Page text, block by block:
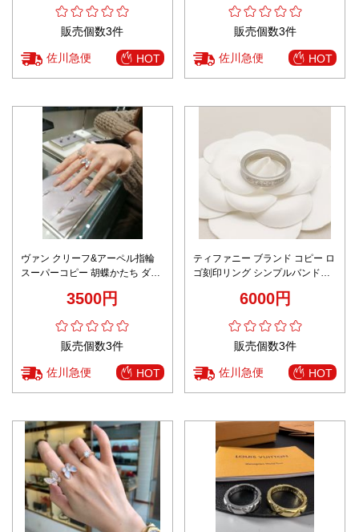
販売個数3件
佐川急便 HOT
販売個数3件
佐川急便 HOT
ヴァン クリーフ&アーペル指輪
スーパーコピー 胡蝶かたち ダイ
3500円
販売個数3件
佐川急便 HOT
ティファニー ブランド コピー ロ
ゴ刻印リング シンプルバンドデ
6000円
販売個数3件
佐川急便 HOT